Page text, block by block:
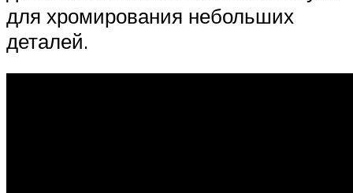
для хромирования небольших
деталей.